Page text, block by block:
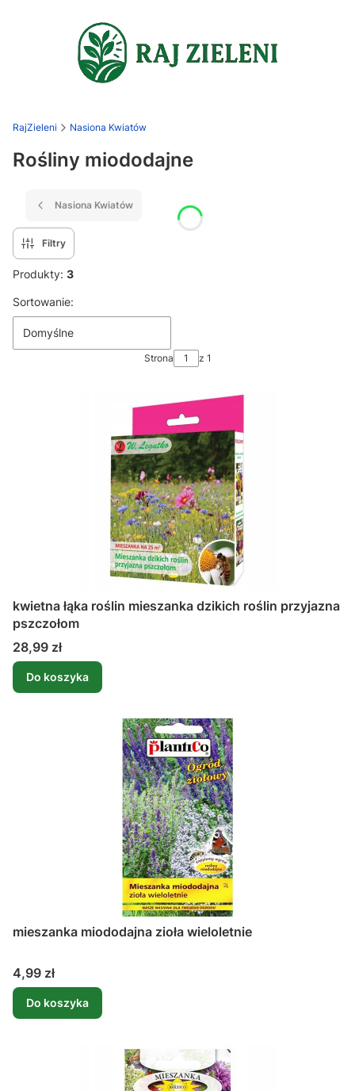
RajZieleni Nasiona Kwiatów
Rośliny miododajne
Nasiona Kwiatów
Filtry
Produkty: 3
Lista produktów
Sortowanie:
Domyślne
Strona z 1
kwietna łąka roślin mieszanka dzikich roślin przyjazna
pszczołom
Cena
28,99 zł
Do koszyka
mieszanka miododajna zioła wieloletnie
Cena
4,99 zł
Do koszyka